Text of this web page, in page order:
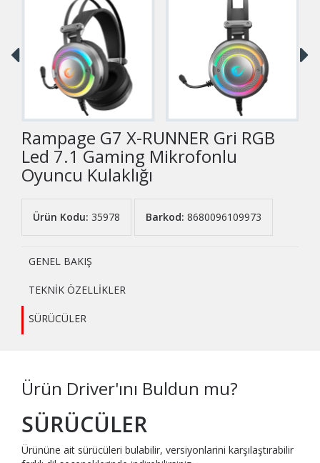
Rampage G7 X-RUNNER Gri RGB
Led 7.1 Gaming Mikrofonlu
Oyuncu Kulaklığı
Ürün Kodu: 35978 Barkod: 8680096109973
GENEL BAKIŞ
TEKNİK ÖZELLİKLER
SÜRÜCÜLER
Ürün Driver'ını Buldun mu?
SÜRÜCÜLER
Ürününe ait sürücüleri bulabilir, versiyonlarini karşılaştırabilir